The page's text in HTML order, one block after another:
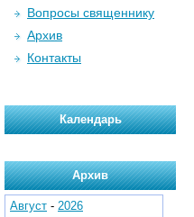
Вопросы священнику
Архив
Контакты
Календарь
Архив
Август - 2026